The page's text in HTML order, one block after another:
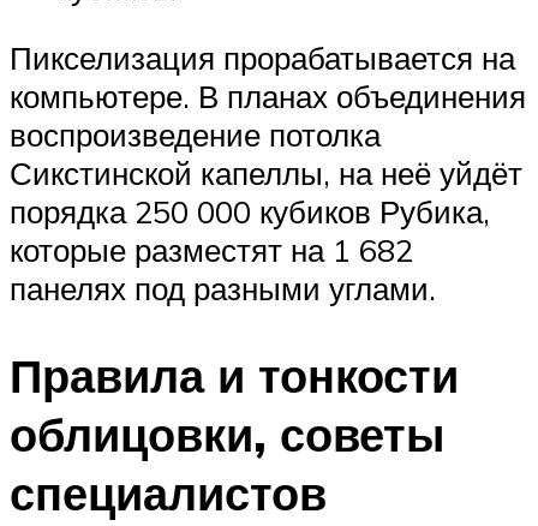
Пикселизация прорабатывается на
компьютере. В планах объединения
воспроизведение потолка
Сикстинской капеллы, на неё уйдёт
порядка 250 000 кубиков Рубика,
которые разместят на 1 682
панелях под разными углами.
Правила и тонкости
облицовки, советы
специалистов